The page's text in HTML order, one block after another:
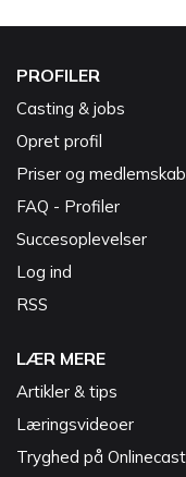
PROFILER
Casting & jobs
Opret profil
Priser og
FAQ - Profiler
Succesoplevelser
Log ind
RSS
LÆR MERE
Artikler & tips
Læringsvideoer
Tryghed på